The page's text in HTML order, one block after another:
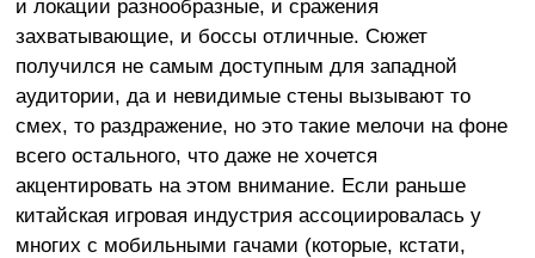
и локации разнообразные, и сражения
захватывающие, и боссы отличные. Сюжет
получился не самым доступным для западной
аудитории, да и невидимые стены вызывают то
смех, то раздражение, но это такие мелочи на фоне
всего остального, что даже не хочется
акцентировать на этом внимание. Если раньше
китайская игровая индустрия ассоциировалась у
многих с мобильными гачами (которые, кстати,